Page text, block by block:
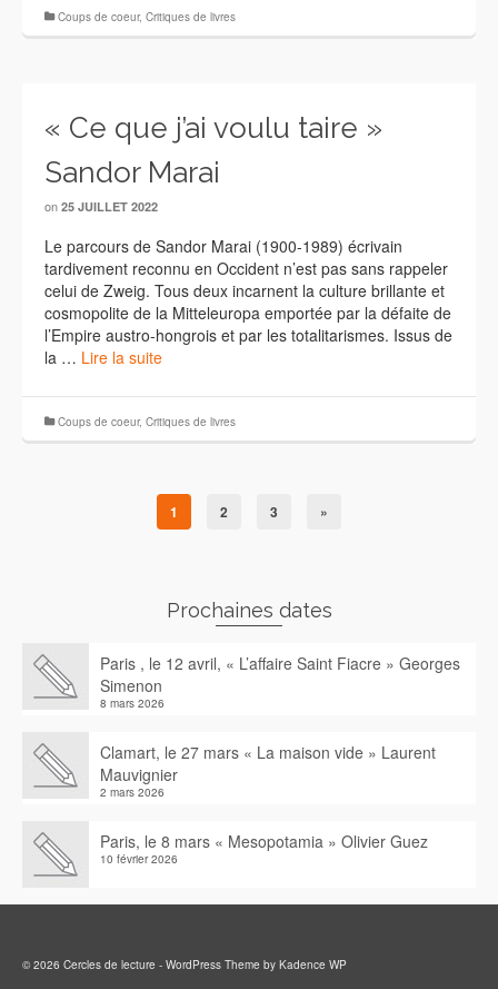
Coups de coeur, Critiques de livres
« Ce que j’ai voulu taire »
Sandor Marai
on 25 JUILLET 2022
Le parcours de Sandor Marai (1900-1989) écrivain
tardivement reconnu en Occident n’est pas sans rappeler
celui de Zweig. Tous deux incarnent la culture brillante et
cosmopolite de la Mitteleuropa emportée par la défaite de
l’Empire austro-hongrois et par les totalitarismes. Issus de
la … Lire la suite
Coups de coeur, Critiques de livres
1 2 3 »
Prochaines dates
Paris , le 12 avril, « L’affaire Saint Fiacre » Georges
Simenon
8 mars 2026
Clamart, le 27 mars « La maison vide » Laurent
Mauvignier
2 mars 2026
Paris, le 8 mars « Mesopotamia » Olivier Guez
10 février 2026
© 2026 Cercles de lecture - WordPress Theme by Kadence WP